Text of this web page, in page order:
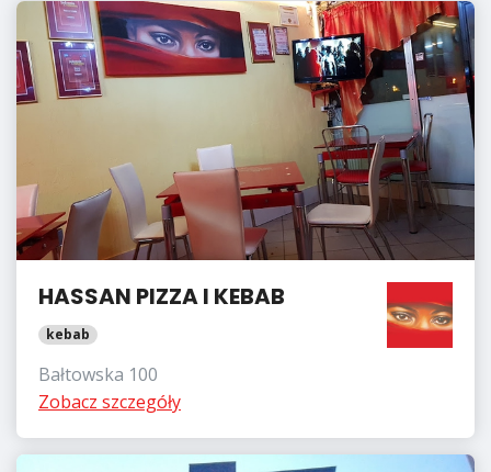
HASSAN PIZZA I KEBAB
kebab
Bałtowska 100
Zobacz szczegóły